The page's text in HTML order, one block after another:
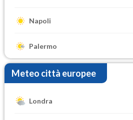
Napoli
Palermo
Meteo città europee
Londra